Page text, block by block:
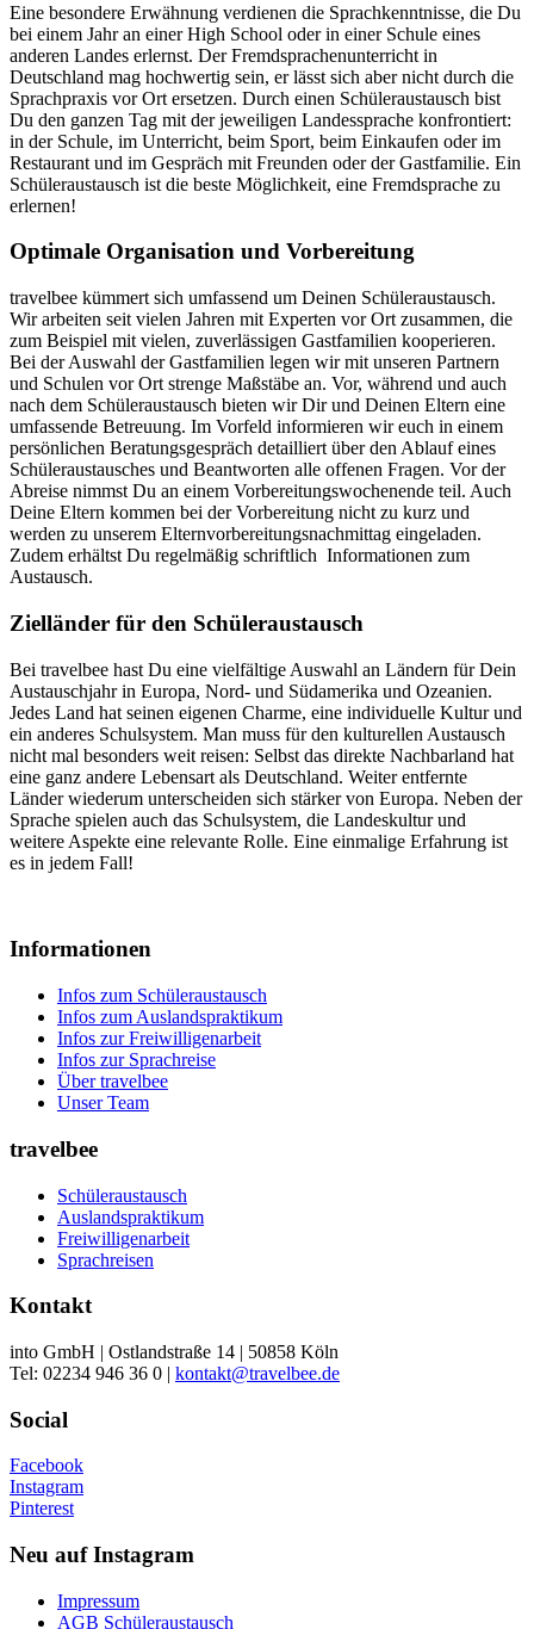
Eine besondere Erwähnung verdienen die Sprachkenntnisse, die Du
bei einem Jahr an einer High School oder in einer Schule eines
anderen Landes erlernst. Der Fremdsprachenunterricht in
Deutschland mag hochwertig sein, er lässt sich aber nicht durch die
Sprachpraxis vor Ort ersetzen. Durch einen Schüleraustausch bist
Du den ganzen Tag mit der jeweiligen Landessprache konfrontiert:
in der Schule, im Unterricht, beim Sport, beim Einkaufen oder im
Restaurant und im Gespräch mit Freunden oder der Gastfamilie. Ein
Schüleraustausch ist die beste Möglichkeit, eine Fremdsprache zu
erlernen!
Optimale Organisation und Vorbereitung
travelbee kümmert sich umfassend um Deinen Schüleraustausch.
Wir arbeiten seit vielen Jahren mit Experten vor Ort zusammen, die
zum Beispiel mit vielen, zuverlässigen Gastfamilien kooperieren.
Bei der Auswahl der Gastfamilien legen wir mit unseren Partnern
und Schulen vor Ort strenge Maßstäbe an. Vor, während und auch
nach dem Schüleraustausch bieten wir Dir und Deinen Eltern eine
umfassende Betreuung. Im Vorfeld informieren wir euch in einem
persönlichen Beratungsgespräch detailliert über den Ablauf eines
Schüleraustausches und Beantworten alle offenen Fragen. Vor der
Abreise nimmst Du an einem Vorbereitungswochenende teil. Auch
Deine Eltern kommen bei der Vorbereitung nicht zu kurz und
werden zu unserem Elternvorbereitungsnachmittag eingeladen.
Zudem erhältst Du regelmäßig schriftlich Informationen zum
Austausch.
Zielländer für den Schüleraustausch
Bei travelbee hast Du eine vielfältige Auswahl an Ländern für Dein
Austauschjahr in Europa, Nord- und Südamerika und Ozeanien.
Jedes Land hat seinen eigenen Charme, eine individuelle Kultur und
ein anderes Schulsystem. Man muss für den kulturellen Austausch
nicht mal besonders weit reisen: Selbst das direkte Nachbarland hat
eine ganz andere Lebensart als Deutschland. Weiter entfernte
Länder wiederum unterscheiden sich stärker von Europa. Neben der
Sprache spielen auch das Schulsystem, die Landeskultur und
weitere Aspekte eine relevante Rolle. Eine einmalige Erfahrung ist
es in jedem Fall!
Informationen
Infos zum Schüleraustausch
Infos zum Auslandspraktikum
Infos zur Freiwilligenarbeit
Infos zur Sprachreise
Über travelbee
Unser Team
travelbee
Schüleraustausch
Auslandspraktikum
Freiwilligenarbeit
Sprachreisen
Kontakt
into GmbH | Ostlandstraße 14 | 50858 Köln
Tel: 02234 946 36 0 | kontakt@travelbee.de
Social
Facebook
Instagram
Pinterest
Neu auf Instagram
Impressum
AGB Schüleraustausch